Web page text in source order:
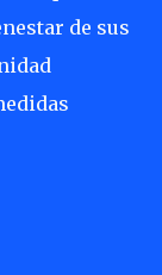
de sus